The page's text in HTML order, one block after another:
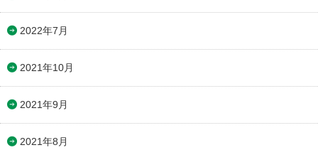
2022年7月
2021年10月
2021年9月
2021年8月